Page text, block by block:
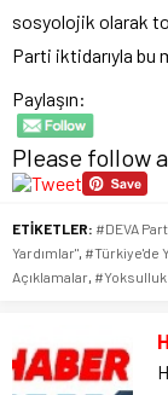
sosyolojik olarak
Parti iktidarıyla bu
Paylaşın:
Please follow
ETİKETLER: #DEVA
Yardımlar", #Türkiye'de
Açıklamalar, #Yoksulluk